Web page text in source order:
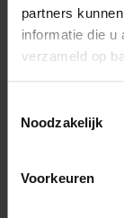
partners
informatie die u
verzameld op
Noodzakelijk
Voorkeuren
Deelname:
Aanvang: